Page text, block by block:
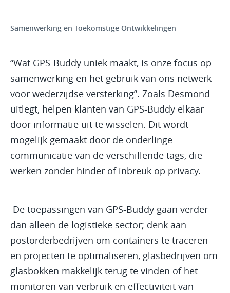
Samenwerking en Toekomstige Ontwikkelingen
“Wat GPS-Buddy uniek maakt, is onze focus op
samenwerking en het gebruik van ons netwerk
voor wederzijdse versterking”. Zoals Desmond
uitlegt, helpen klanten van GPS-Buddy elkaar
door informatie uit te wisselen. Dit wordt
mogelijk gemaakt door de onderlinge
communicatie van de verschillende tags, die
werken zonder hinder of inbreuk op privacy.
De toepassingen van GPS-Buddy gaan verder
dan alleen de logistieke sector; denk aan
postorderbedrijven om containers te traceren
en projecten te optimaliseren, glasbedrijven om
glasbokken makkelijk terug te vinden of het
monitoren van verbruik en effectiviteit van